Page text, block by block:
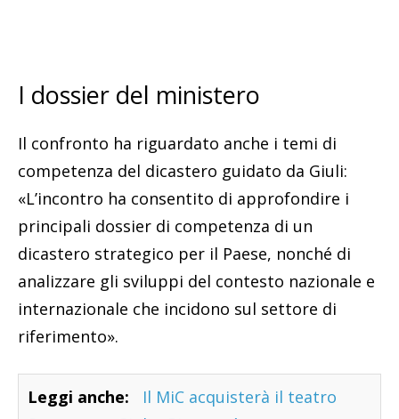
I dossier del ministero
Il confronto ha riguardato anche i temi di
competenza del dicastero guidato da Giuli:
«L’incontro ha consentito di approfondire i
principali dossier di competenza di un
dicastero strategico per il Paese, nonché di
analizzare gli sviluppi del contesto nazionale e
internazionale che incidono sul settore di
riferimento».
Leggi anche:
Il MiC acquisterà il teatro